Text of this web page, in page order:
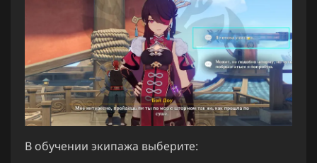
В обучении экипажа выберите: